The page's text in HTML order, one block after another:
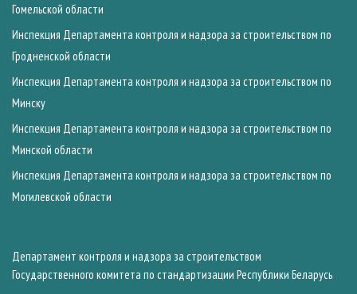
Гомельской области
Инспекция Департамента контроля и надзора за строительством по
Гродненской области
Инспекция Департамента контроля и надзора за строительством по
Минску
Инспекция Департамента контроля и надзора за строительством по
Минской области
Инспекция Департамента контроля и надзора за строительством по
Могилевской области
Департамент контроля и надзора за строительством
Государственного комитета по стандартизации Республики Беларусь